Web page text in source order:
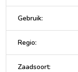
Gebruik:
Regio:
Zaadsoort: